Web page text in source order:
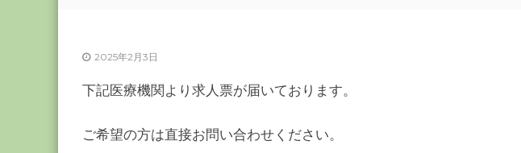
カ
ー
協
会
－
2025年2月3日
下記医療機関より求人票が届いております。
ご希望の方は直接お問い合わせください。